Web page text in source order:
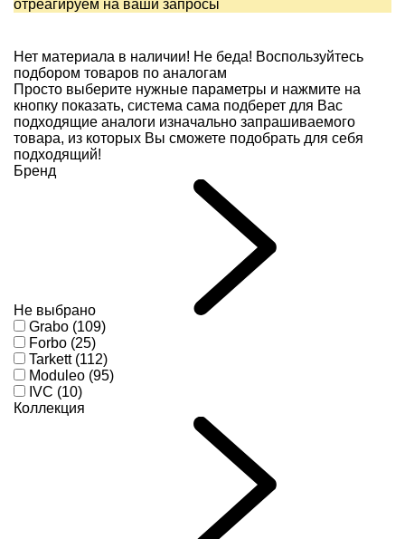
отреагируем на ваши запросы
Нет материала в наличии! Не беда! Воспользуйтесь
подбором товаров по аналогам
Просто выберите нужные параметры и нажмите на
кнопку показать, система сама подберет для Вас
подходящие аналоги изначально запрашиваемого
товара, из которых Вы сможете подобрать для себя
подходящий!
Бренд
Не выбрано
Grabo (109)
Forbo (25)
Tarkett (112)
Moduleo (95)
IVC (10)
Коллекция